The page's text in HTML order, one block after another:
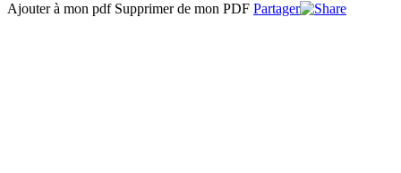
Ajouter à mon pdf Supprimer de mon PDF Partager